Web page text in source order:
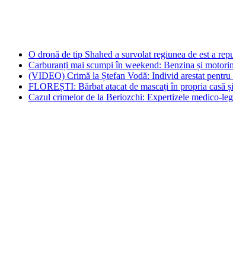
O dronă de tip Shahed a survolat regiunea de est a
Carburanți mai scumpi în weekend: Benzina și
(VIDEO) Crimă la Ștefan Vodă: Individ arestat pentru
FLOREȘTI: Bărbat atacat de mascați în propria casă
Cazul crimelor de la Beriozchi: Expertizele medico-